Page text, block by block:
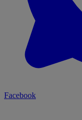
Facebook